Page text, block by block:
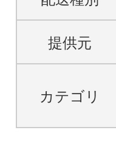
提供元
カテゴリ